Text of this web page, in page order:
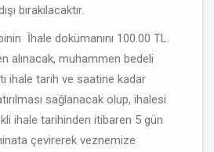
bırakılacaktır.
dokümanını 100.00 TL.
alınacak, muhammen bedeli
ihale tarih ve saatine kadar
sağlanacak olup, ihalesi
ihale tarihinden itibaren 5 gün
çevirerek veznemize